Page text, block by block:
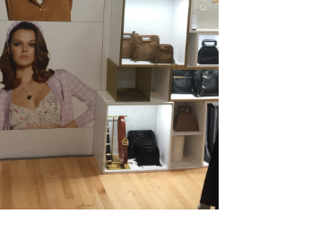
MAJE
Branding